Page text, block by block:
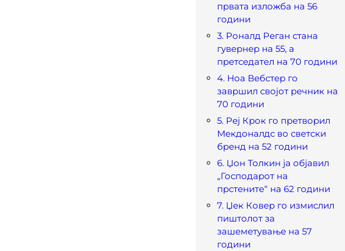
првата изложба на 56
години
3. Роналд Реган стана
гувернер на 55, а
претседател на 70 години
4. Ноа Вебстер го
завршил својот речник на
70 години
5. Реј Крок го претворил
Мекдоналдс во светски
бренд на 52 години
6. Џон Толкин ја објавил
„Господарот на
прстените“ на 62 години
7. Џек Ковер го измислил
пиштолот за
зашеметување на 57
години